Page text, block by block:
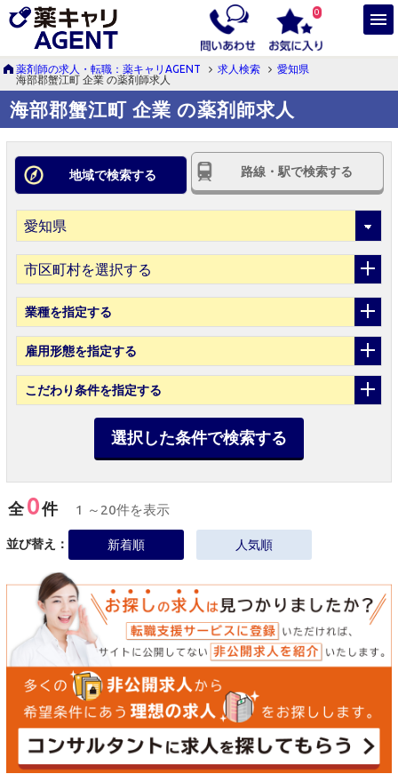
0
薬剤師の求人・転職：薬キャリAGENT 求人検索
愛知県
海部郡蟹江町 企業 の薬剤師求人
海部郡蟹江町 企業 の薬剤師求人
地域で検索する 路線・駅で検索する
市区町村を選択する
業種を指定する
雇用形態を指定する
こだわり条件を指定する
選択した条件で検索する
全0件 1 ～20件を表示
並び替え： 新着順 人気順